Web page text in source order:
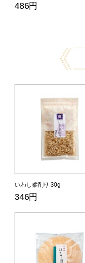
486円
いわし柔削り 30g
346円